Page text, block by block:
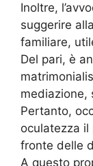
Inoltre,
suggerire
familiare,
Del pari, è
mediazione,
Pertanto,
oculatezza il
fronte delle
A questo